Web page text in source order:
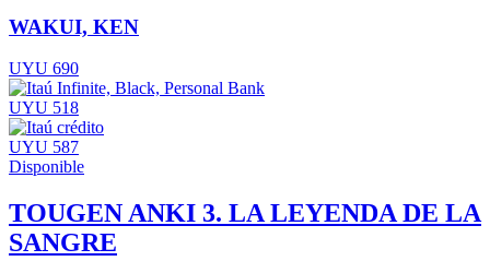
WAKUI, KEN
UYU 690
UYU 518
UYU 587
Disponible
TOUGEN ANKI 3. LA LEYENDA DE LA
SANGRE